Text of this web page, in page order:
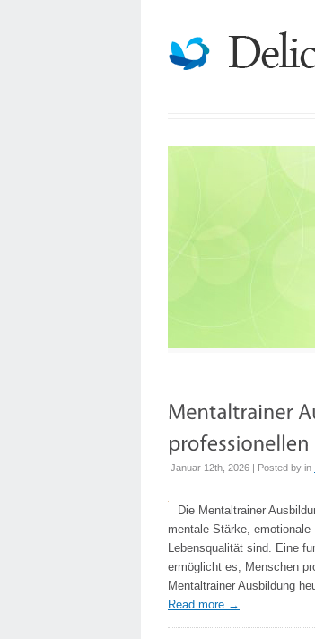
Januar 12th, 2026 | Posted by in
Die Mentaltrainer
mentale Stärke,
Lebensqualität sind. Eine
ermöglicht es, Menschen
Mentaltrainer Ausbildung
Read more →